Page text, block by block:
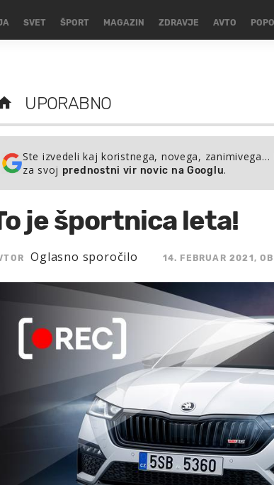
SVET ŠPORT MAGAZIN ZDRAVJE AVTO
UPORABNO
Ste izvedeli kaj koristnega, novega,
za svoj prednostni vir novic na Googlu.
je športnica leta!
Oglasno sporočilo 14. FEBRUAR 2021,